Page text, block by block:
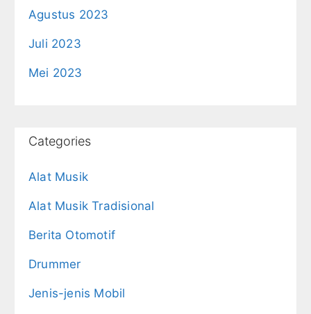
Agustus 2023
Juli 2023
Mei 2023
Categories
Alat Musik
Alat Musik Tradisional
Berita Otomotif
Drummer
Jenis-jenis Mobil